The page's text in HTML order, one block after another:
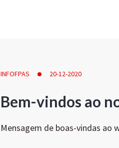
INFOFPAS 20-12-2020
Bem-vindos ao
Mensagem de boas-vindas ao